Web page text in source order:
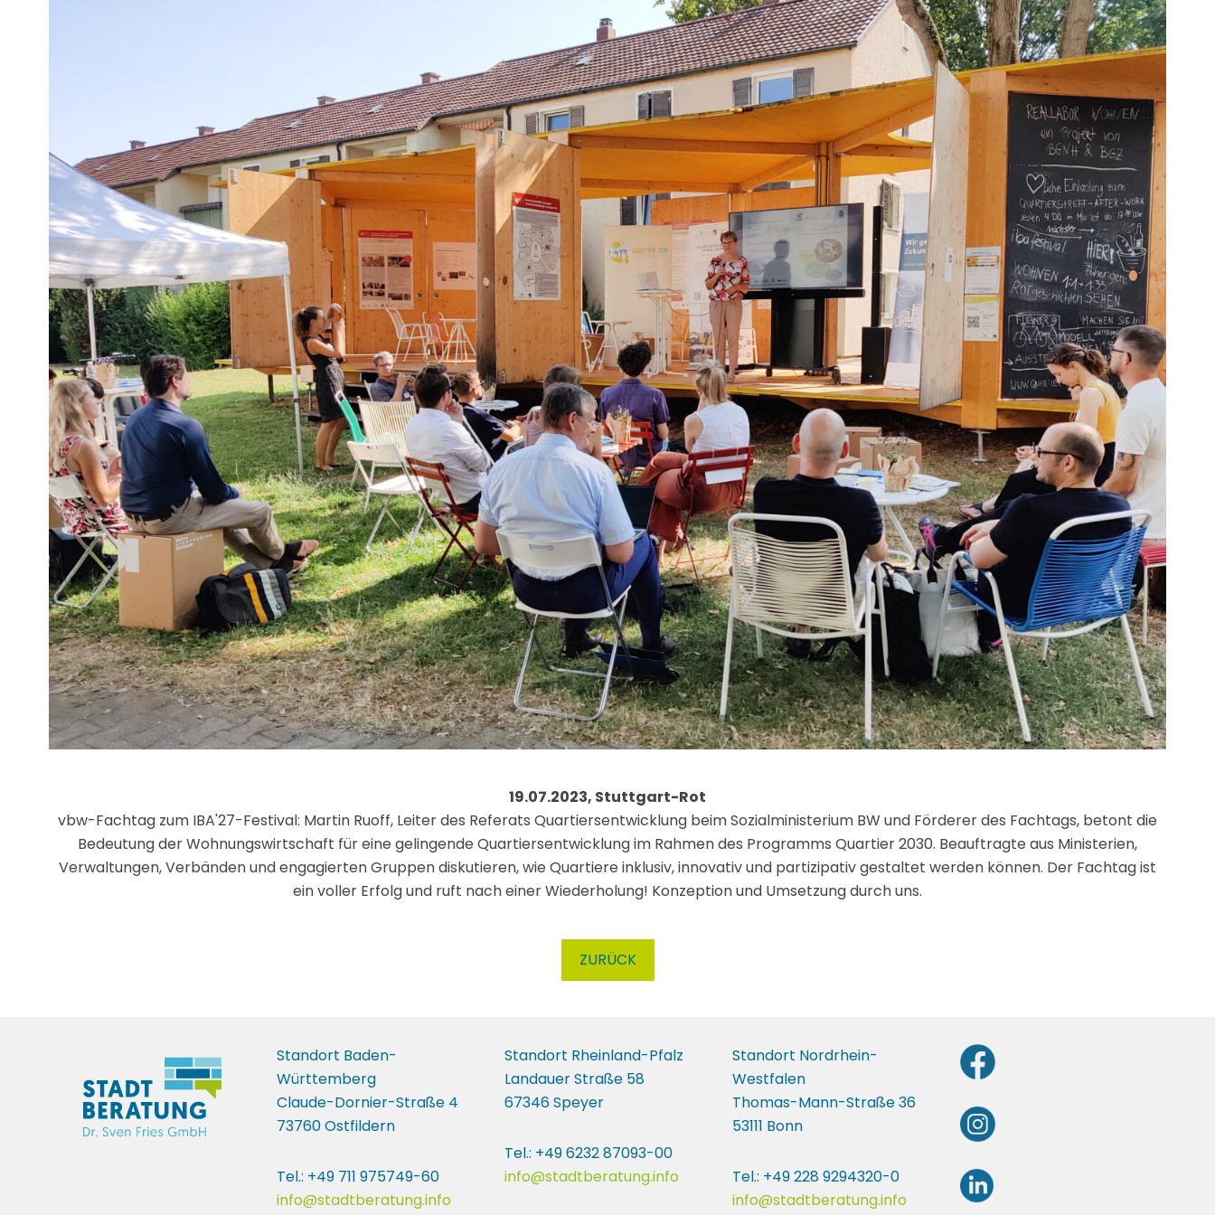
19.07.2023, Stuttgart-Rot
vbw-Fachtag zum IBA'27-Festival: Martin Ruoff, Leiter des Referats Quartiersentwicklung beim Sozialministerium BW und Förderer des Fachtags, betont die
Bedeutung der Wohnungswirtschaft für eine gelingende Quartiersentwicklung im Rahmen des Programms Quartier 2030. Beauftragte aus Ministerien,
Verwaltungen, Verbänden und engagierten Gruppen diskutieren, wie Quartiere inklusiv, innovativ und partizipativ gestaltet werden können. Der Fachtag ist
ein voller Erfolg und ruft nach einer Wiederholung! Konzeption und Umsetzung durch uns.
ZURÜCK
Standort Baden-
Württemberg
Claude-Dornier-Straße 4
73760 Ostfildern
Tel.: +49 711 975749-60
info@stadtberatung.info
Standort Rheinland-Pfalz
Landauer Straße 58
67346 Speyer
Tel.: +49 6232 87093-00
info@stadtberatung.info
Standort Nordrhein-
Westfalen
Thomas-Mann-Straße 36
53111 Bonn
Tel.: +49 228 9294320-0
info@stadtberatung.info